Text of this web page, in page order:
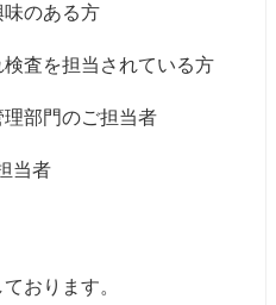
のある方
査を担当されている方
部門のご担当者
当者
おります。